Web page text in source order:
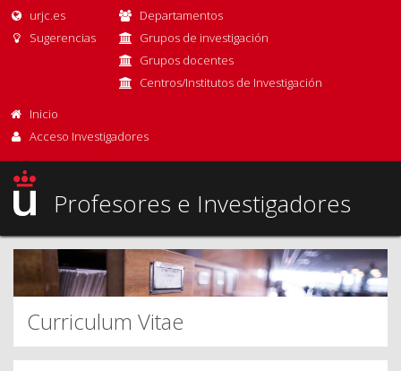
urjc.es
Sugerencias
Departamentos
Grupos de investigación
Grupos docentes
Centros/Institutos de Investigación
Inicio
Acceso Investigadores
Profesores e Investigadores
Curriculum Vitae